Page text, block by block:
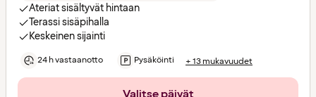
Ateriat sisältyvät hintaan
Terassi sisäpihalla
Keskeinen sijainti
24 h vastaanotto Pysäköinti + 13 mukavuudet